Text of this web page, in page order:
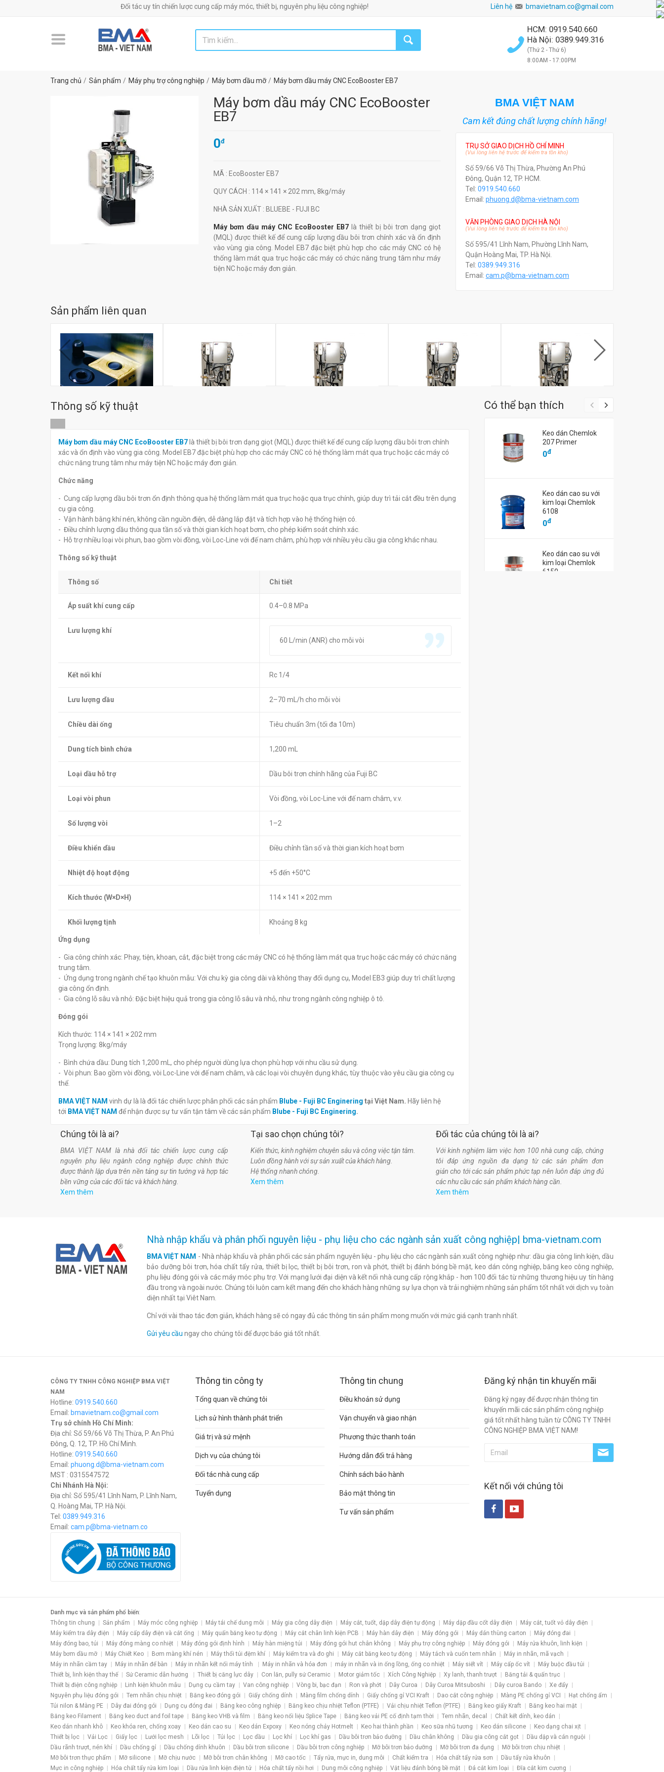
Đối tác uy tín chiến lược cung cấp máy móc, thiết bị, nguyên phụ liệu công nghiệp! Liên hệ bmavietnam.co@gmail.com
HCM: 0919.540.660
Hà Nội: 0389.949.316
(Thứ 2 - Thứ 6)
8:00AM - 17:00PM
Trang chủ Sản phẩm Máy phụ trợ công nghiệp Máy bơm dầu mỡ Máy bơm dầu máy CNC EcoBooster EB7
Máy bơm dầu máy CNC EcoBooster
EB7
0đ
MÃ : EcoBooster EB7
QUY CÁCH : 114 × 141 × 202 mm, 8kg/máy
NHÀ SẢN XUẤT : BLUEBE - FUJI BC
Máy bơm dầu máy CNC EcoBooster EB7 là thiết bị bôi trơn dạng giọt
(MQL) được thiết kế để cung cấp lượng dầu bôi trơn chính xác và ổn định
vào vùng gia công. Model EB7 đặc biệt phù hợp cho các máy CNC có hệ
thống làm mát qua trục hoặc các máy có chức năng trung tâm như máy
tiện NC hoặc máy đơn giản.
BMA VIỆT NAM
Cam kết đúng chất lượng chính hãng!
TRỤ SỞ GIAO DỊCH HỒ CHÍ MINH
(Vui lòng liên hệ trước để kiểm tra tồn kho)
Số 59/66 Võ Thị Thừa, Phường An Phú
Đông, Quận 12, TP. HCM.
Tel: 0919.540.660
Email: phuong.d@bma-vietnam.com
VĂN PHÒNG GIAO DỊCH HÀ NỘI
(Vui lòng liên hệ trước để kiểm tra tồn kho)
Số 595/41 Lĩnh Nam, Phường Lĩnh Nam,
Quận Hoàng Mai, TP. Hà Nội.
Tel: 0389.949.316
Email: cam.p@bma-vietnam.com
Sản phẩm liên quan
FUJI BC EB-TOOL
0 đ
EB7AEP
0đ
EB7AP
EcoBooster EB7VEP
đ
Máy bơm dầu máy CNC
EcoBooster EB7VP
0đ
Thông số kỹ thuật
Máy bơm dầu máy CNC EcoBooster EB7 là thiết bị bôi trơn dạng giọt (MQL) được thiết kế để cung cấp lượng dầu bôi trơn chính
xác và ổn định vào vùng gia công. Model EB7 đặc biệt phù hợp cho các máy CNC có hệ thống làm mát qua trục hoặc các máy có
chức năng trung tâm như máy tiện NC hoặc máy đơn giản.
Chức năng
- Cung cấp lượng dầu bôi trơn ổn định thông qua hệ thống làm mát qua trục hoặc qua trục chính, giúp duy trì tải cắt đều trên dụng
cụ gia công.
- Vận hành bằng khí nén, không cần nguồn điện, dễ dàng lắp đặt và tích hợp vào hệ thống hiện có.
- Điều chỉnh lượng dầu thông qua tần số và thời gian kích hoạt bơm, cho phép kiểm soát chính xác.
- Hỗ trợ nhiều loại vòi phun, bao gồm vòi đồng, vòi Loc-Line với đế nam châm, phù hợp với nhiều yêu cầu gia công khác nhau.
Thông số kỹ thuật
Thông số Chi tiết
Áp suất khí cung cấp 0.4–0.8 MPa
Lưu lượng khí
60 L/min (ANR) cho mỗi vòi
Kết nối khí Rc 1/4
Lưu lượng dầu 2–70 mL/h cho mỗi vòi
Chiều dài ống Tiêu chuẩn 3m (tối đa 10m)
Dung tích bình chứa 1,200 mL
Loại dầu hỗ trợ Dầu bôi trơn chính hãng của Fuji BC
Loại vòi phun Vòi đồng, vòi Loc-Line với đế nam châm, v.v.
Số lượng vòi 1–2
Điều khiển dầu Điều chỉnh tần số và thời gian kích hoạt bơm
Nhiệt độ hoạt động +5 đến +50°C
Kích thước (W×D×H) 114 × 141 × 202 mm
Khối lượng tịnh Khoảng 8 kg
Ứng dụng
- Gia công chính xác: Phay, tiện, khoan, cắt, đặc biệt trong các máy CNC có hệ thống làm mát qua trục hoặc các máy có chức năng
trung tâm.
- Ứng dụng trong ngành chế tạo khuôn mẫu: Với chu kỳ gia công dài và không thay đổi dụng cụ, Model EB3 giúp duy trì chất lượng
gia công ổn định.
- Gia công lỗ sâu và nhỏ: Đặc biệt hiệu quả trong gia công lỗ sâu và nhỏ, như trong ngành công nghiệp ô tô.
Đóng gói
Kích thước: 114 × 141 × 202 mm
Trọng lượng: 8kg/máy
- Bình chứa dầu: Dung tích 1,200 mL, cho phép người dùng lựa chọn phù hợp với nhu cầu sử dụng.
- Vòi phun: Bao gồm vòi đồng, vòi Loc-Line với đế nam châm, và các loại vòi chuyên dụng khác, tùy thuộc vào yêu cầu gia công cụ
thể.
BMA VIỆT NAM vinh dự là là đối tác chiến lược phân phối các sản phẩm Blube - Fuji BC Enginering tại Việt Nam. Hãy liên hệ
tới BMA VIỆT NAM để nhận được sự tư vấn tận tâm về các sản phẩm Blube - Fuji BC Enginering.
Có thể bạn thích
Keo dán Chemlok
207 Primer
0đ
Keo dán cao su với
kim loại Chemlok
6108
0đ
Keo dán cao su với
kim loại Chemlok
6150
Chúng tôi là ai?
BMA VIỆT NAM là nhà đối tác chiến lược cung cấp
nguyên phụ liệu ngành công nghiệp được chính thức
được thành lập dựa trên nền tảng sự tin tưởng và hợp tác
bền vững của các đối tác và khách hàng.
Xem thêm
Tại sao chọn chúng tôi?
Kiến thức, kinh nghiệm chuyên sâu và công việc tận tâm.
Luôn đồng hành với sự sản xuất của khách hàng.
Hệ thống nhanh chóng.
Xem thêm
Đối tác của chúng tôi là ai?
Với kinh nghiệm làm việc hơn 100 nhà cung cấp, chúng
tôi đáp ứng nguồn đa dạng từ các sản phẩm đơn
giản cho tới các sản phẩm phức tạp nên luôn đáp ứng đủ
các nhu cầu các sản phẩm khách hàng cần.
Xem thêm
Nhà nhập khẩu và phân phối nguyên liệu - phụ liệu cho các ngành sản xuất công nghiệp| bma-vietnam.com
BMA VIỆT NAM - Nhà nhập khẩu và phân phối các sản phẩm nguyên liệu - phụ liệu cho các ngành sản xuất công nghiệp như: dầu gia công linh kiện, dầu
bảo dưỡng bôi trơn, hóa chất tẩy rửa, thiết bị lọc, thiết bị bôi trơn, ron và phớt, thiết bị đánh bóng bề mặt, keo dán công nghiệp, băng keo công nghiệp,
phụ liệu đóng gói và các máy móc phụ trợ. Với mạng lưới đại diện và kết nối nhà cung cấp rộng khắp - hơn 100 đối tác từ những thương hiệu uy tín hàng
đầu trong và ngoài nước. Chúng tôi luôn cam kết mang đến cho khách hàng những sự lựa chọn và trải nghiệm những sản phẩm tốt nhất với dịch vụ toàn
diện nhất tại Viêt Nam.
Chỉ với vài thao tác đơn giản, khách hàng sẽ có ngay đủ các thông tin sản phẩm mong muốn với mức giá cạnh tranh nhất.
Gửi yêu cầu ngay cho chúng tôi để được báo giá tốt nhất.
CÔNG TY TNHH CÔNG NGHIỆP BMA VIỆT
NAM
Hotline: 0919.540.660
Email: bmavietnam.co@gmail.com
Trụ sở chính Hồ Chí Minh:
Địa chỉ: Số 59/66 Võ Thị Thừa, P. An Phú
Đông, Q. 12, TP. Hồ Chí Minh.
Hotline: 0919.540.660
Email: phuong.d@bma-vietnam.com
MST : 0315547572
Chi Nhánh Hà Nội:
Địa chỉ: Số 595/41 Lĩnh Nam, P. Lĩnh Nam,
Q. Hoàng Mai, TP. Hà Nội.
Tel: 0389.949.316
Email: cam.p@bma-vietnam.co
Thông tin công ty
Tổng quan về chúng tôi
Lịch sử hình thành phát triển
Giá trị và sứ mệnh
Dịch vụ của chúng tôi
Đối tác nhà cung cấp
Tuyển dụng
Thông tin chung
Điều khoản sử dụng
Vận chuyển và giao nhận
Phương thức thanh toán
Hướng dẫn đổi trả hàng
Chính sách bảo hành
Bảo mật thông tin
Tư vấn sản phẩm
Đăng ký nhận tin khuyến mãi
Đăng ký ngay để được nhận thông tin
khuyến mãi các sản phẩm công nghiệp
giá tốt nhất hàng tuần từ CÔNG TY TNHH
CÔNG NGHIỆP BMA VIỆT NAM!
Kết nối với chúng tôi
Danh mục và sản phẩm phổ biến:
Thông tin chung
Sản phẩm Máy móc công nghiệp Máy tái chế dung môi Máy gia công dây điện Máy cắt, tuốt, dập dây điện tự động Máy dập đầu cốt dây điện
Máy cắt, tuốt vỏ dây điện
Máy kiểm tra dây điện
Máy cấp dây điện và cắt ống Máy quấn băng keo tự động Máy cắt chân linh kiện PCB Máy hàn dây điện Máy đóng gói Máy dán thùng carton
Máy đóng đai
Máy đóng bao, túi
Máy đóng màng co nhiệt Máy đóng gói định hình Máy hàn miệng túi Máy đóng gói hut chân không Máy phụ trợ công nghiệp Máy đóng gói
Máy rửa khuôn, linh kiện
Máy bơm dầu mỡ
Máy Chiết Keo Bơm màng khí nén Máy thổi túi đệm khí Máy kiểm tra và đo ghi Máy cắt băng keo tự động Máy tách và cuốn tem nhãn
Máy in nhãn, mã vạch
Máy in nhãn cầm tay
Máy in nhãn để bàn Máy in nhãn kết nối máy tính Máy in nhãn và hóa đơn máy in nhãn và in ống lồng, ống co nhiệt Máy siết vít Máy cấp ốc vít
Máy buộc đầu túi
Thiết bị, linh kiện thay thế
Sứ Ceramic dẫn hướng Thiết bị căng lực dây Con lăn, pully sứ Ceramic Motor giảm tốc Xích Công Nghiệp Xy lanh, thanh trượt
Băng tải & quấn trục
Thiết bị điện công nghiệp
Linh kiện khuôn mẫu Dụng cụ cầm tay Van công nghiệp Vòng bi, bạc đạn Ron và phớt Dây Curoa Dây Curoa Mitsuboshi Dây curoa Bando
Xe đẩy
Nguyên phụ liệu đóng gói
Tem nhãn chịu nhiệt Băng keo đóng gói Giấy chống dính Màng film chống dính Giấy chống gỉ VCI Kraft Dao cắt công nghiệp Màng PE chống gỉ VCI
Hạt chống ẩm
Túi nilon & Màng PE
Dây đai đóng gói Dụng cụ đóng đai Băng keo công nghiệp Băng keo chịu nhiệt Teflon (PTFE) Vải chịu nhiệt Teflon (PTFE) Băng keo giấy Kraft
Băng keo hai mặt
Băng keo Filament
Băng keo duct and foil tape Băng keo VHB và film Băng keo nối liệu Splice Tape Băng keo vải PE cố định tạm thời Tem nhãn, decal
Chất kết dính, keo dán
Keo dán nhanh khô
Keo khóa ren, chống xoay Keo dán cao su Keo dán Expoxy Keo nóng chảy Hotmelt Keo hai thành phần Keo sữa nhũ tương Keo dán silicone
Keo dạng chai xịt
Thiết bị lọc
Vải Lọc Giấy lọc Lưới lọc mesh Lõi lọc Túi lọc Lọc dầu Lọc khí Lọc khí gas Dầu bôi trơn bảo dưỡng Dầu chân không Dầu gia công cắt gọt
Dầu dập và cán nguội
Dầu rãnh trượt, nén khí
Dầu chống gỉ Dầu chống dính khuôn Dầu bôi trơn silicone Dầu bôi trơn công nghiệp Mỡ bôi trơn bảo dưỡng Mỡ bôi trơn đa dụng
Mỡ bôi trơn chịu nhiệt
Mỡ bôi trơn thực phẩm
Mỡ silicone Mỡ chịu nước Mỡ bôi trơn chân không Mỡ cao tốc Tẩy rửa, mực in, dung môi Chất kiểm tra Hóa chất tẩy rửa sơn
Dầu tẩy rửa khuôn
Mực in công nghiệp
Hóa chất tẩy rửa kim loại Dầu rửa linh kiện điện tử Hóa chất tẩy nồi hơi Dung môi công nghiệp Vật liệu đánh bóng bề mặt Đá cắt kim loại Đĩa cắt kim cương